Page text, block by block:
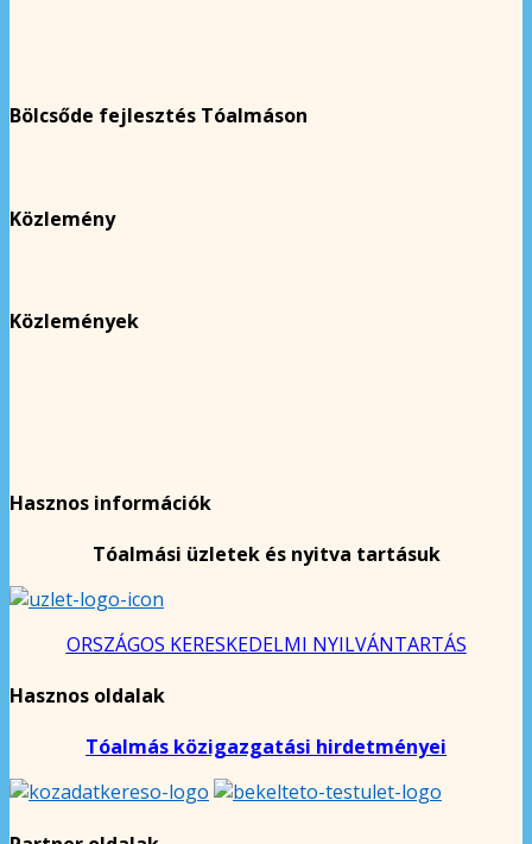
Bölcsőde fejlesztés Tóalmáson
Közlemény
Közlemények
Hasznos információk
Tóalmási üzletek és nyitva tartásuk
ORSZÁGOS KERESKEDELMI NYILVÁNTARTÁS
Hasznos oldalak
Tóalmás közigazgatási hirdetményei